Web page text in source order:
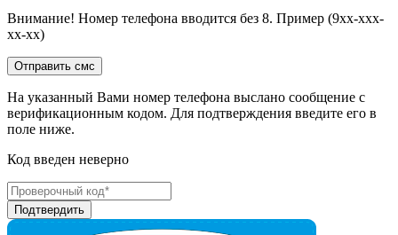
Внимание! Номер телефона вводится без 8. Пример (9хх-ххх-
хх-хх)
На указанный Вами номер телефона выслано сообщение с
верификационным кодом. Для подтверждения введите его в
поле ниже.
Код введен неверно